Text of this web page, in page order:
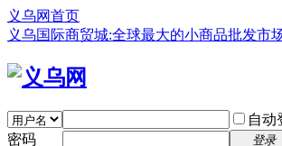
义乌网首页
义乌国际商贸城:全球最大的小商品批发市
自动
密码
登录